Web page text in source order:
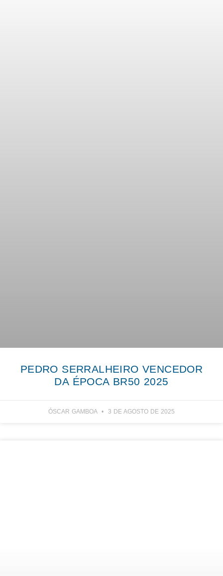
PEDRO SERRALHEIRO VENCEDOR
DA ÉPOCA BR50 2025
ÓSCAR GAMBOA 3 DE AGOSTO DE 2025